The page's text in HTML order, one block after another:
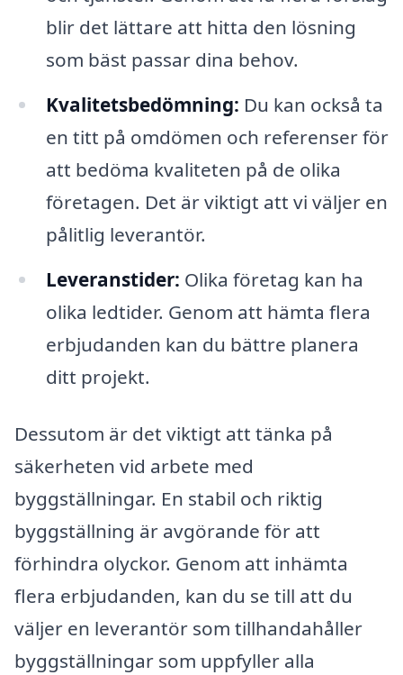
blir det lättare att hitta den lösning
som bäst passar dina behov.
Kvalitetsbedömning: Du kan också ta
en titt på omdömen och referenser för
att bedöma kvaliteten på de olika
företagen. Det är viktigt att vi väljer en
pålitlig leverantör.
Leveranstider: Olika företag kan ha
olika ledtider. Genom att hämta flera
erbjudanden kan du bättre planera
ditt projekt.
Dessutom är det viktigt att tänka på
säkerheten vid arbete med
byggställningar. En stabil och riktig
byggställning är avgörande för att
förhindra olyckor. Genom att inhämta
flera erbjudanden, kan du se till att du
väljer en leverantör som tillhandahåller
byggställningar som uppfyller alla